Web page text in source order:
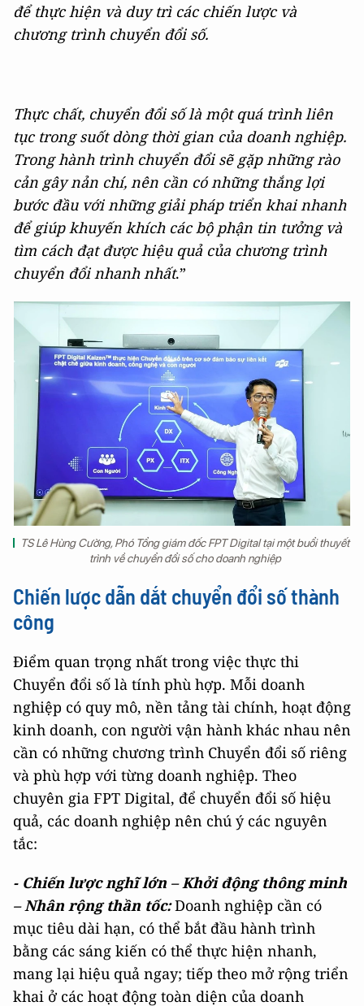
để thực hiện và duy trì các chiến lược và
chương trình chuyển đổi số.
Thực chất, chuyển đổi số là một quá trình liên
tục trong suốt dòng thời gian của doanh nghiệp.
Trong hành trình chuyển đổi sẽ gặp những rào
cản gây nản chí, nên cần có những thắng lợi
bước đầu với những giải pháp triển khai nhanh
để giúp khuyến khích các bộ phận tin tưởng và
tìm cách đạt được hiệu quả của chương trình
chuyển đổi nhanh nhất.”
TS Lê Hùng Cường, Phó Tổng giám đốc FPT Digital tại một buổi thuyết
trình về chuyển đổi số cho doanh nghiệp
Chiến lược dẫn dắt chuyển đổi số thành
công
Điểm quan trọng nhất trong việc thực thi
Chuyển đổi số là tính phù hợp. Mỗi doanh
nghiệp có quy mô, nền tảng tài chính, hoạt động
kinh doanh, con người vận hành khác nhau nên
cần có những chương trình Chuyển đổi số riêng
và phù hợp với từng doanh nghiệp. Theo
chuyên gia FPT Digital, để chuyển đổi số hiệu
quả, các doanh nghiệp nên chú ý các nguyên
tắc:
- Chiến lược nghĩ lớn – Khởi động thông minh
– Nhân rộng thần tốc:Doanh nghiệp cần có
mục tiêu dài hạn, có thể bắt đầu hành trình
bằng các sáng kiến có thể thực hiện nhanh,
mang lại hiệu quả ngay; tiếp theo mở rộng triển
khai ở các hoạt động toàn diện của doanh